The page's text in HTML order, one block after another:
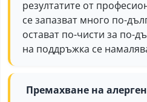
резултатите от
се запазват много по-
остават по-чисти за по-
на поддръжка се
Премахване на